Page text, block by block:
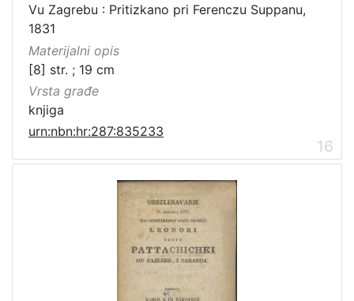
Vu Zagrebu : Pritizkano pri Ferenczu Suppanu,
1831
Materijalni opis
[8] str. ; 19 cm
Vrsta građe
knjiga
urn:nbn:hr:287:835233
16